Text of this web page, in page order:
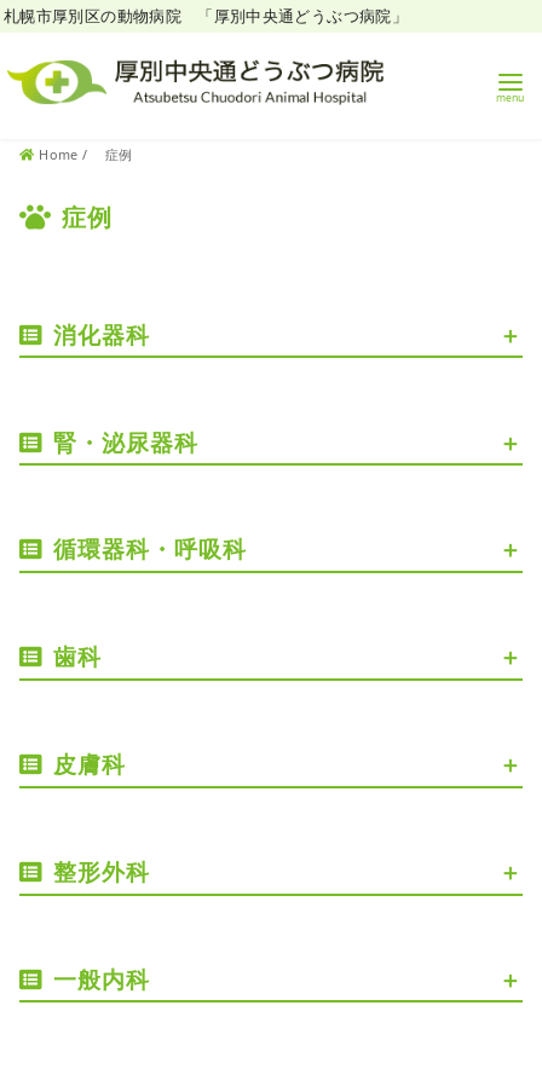
札幌市厚別区の動物病院 「厚別中央通どうぶつ病院」
Home 症例
症例
消化器科
腎・泌尿器科
循環器科・呼吸科
歯科
皮膚科
整形外科
一般内科